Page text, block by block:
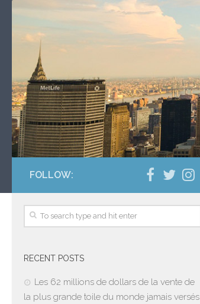
FOLLOW:
RECENT POSTS
Les 62 millions de dollars de la vente de
la plus grande toile du monde jamais versés